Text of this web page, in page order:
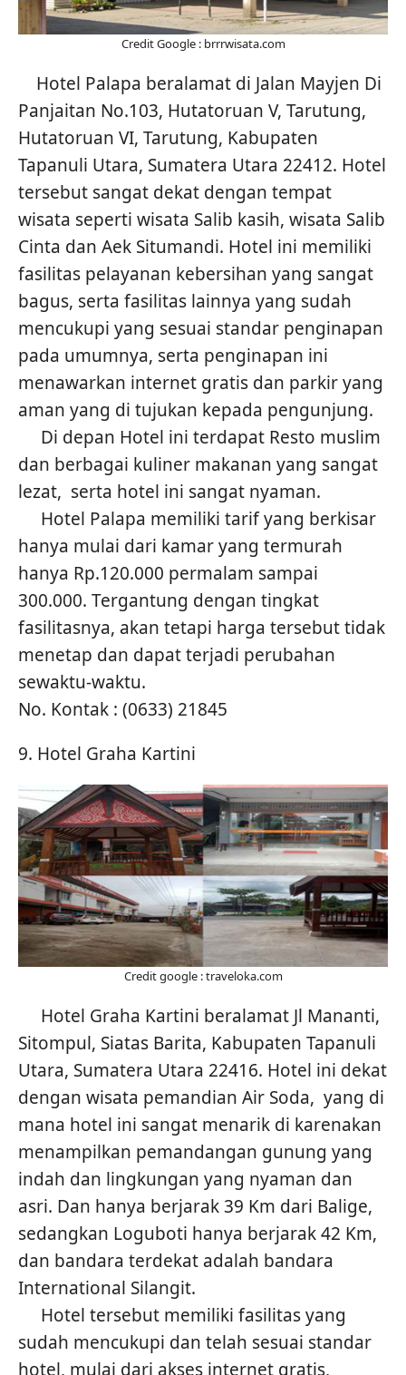
Credit Google : brrrwisata.com
Hotel Palapa beralamat di Jalan Mayjen Di
Panjaitan No.103, Hutatoruan V, Tarutung,
Hutatoruan VI, Tarutung, Kabupaten
Tapanuli Utara, Sumatera Utara 22412. Hotel
tersebut sangat dekat dengan tempat
wisata seperti wisata Salib kasih, wisata Salib
Cinta dan Aek Situmandi. Hotel ini memiliki
fasilitas pelayanan kebersihan yang sangat
bagus, serta fasilitas lainnya yang sudah
mencukupi yang sesuai standar penginapan
pada umumnya, serta penginapan ini
menawarkan internet gratis dan parkir yang
aman yang di tujukan kepada pengunjung.
Di depan Hotel ini terdapat Resto muslim
dan berbagai kuliner makanan yang sangat
lezat, serta hotel ini sangat nyaman.
Hotel Palapa memiliki tarif yang berkisar
hanya mulai dari kamar yang termurah
hanya Rp.120.000 permalam sampai
300.000. Tergantung dengan tingkat
fasilitasnya, akan tetapi harga tersebut tidak
menetap dan dapat terjadi perubahan
sewaktu-waktu.
No. Kontak : (0633) 21845
9. Hotel Graha Kartini
Credit google : traveloka.com
Hotel Graha Kartini beralamat Jl Mananti,
Sitompul, Siatas Barita, Kabupaten Tapanuli
Utara, Sumatera Utara 22416. Hotel ini dekat
dengan wisata pemandian Air Soda, yang di
mana hotel ini sangat menarik di karenakan
menampilkan pemandangan gunung yang
indah dan lingkungan yang nyaman dan
asri. Dan hanya berjarak 39 Km dari Balige,
sedangkan Loguboti hanya berjarak 42 Km,
dan bandara terdekat adalah bandara
International Silangit.
Hotel tersebut memiliki fasilitas yang
sudah mencukupi dan telah sesuai standar
hotel, mulai dari akses internet gratis,